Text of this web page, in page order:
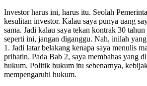
Investor harus ini, harus itu. Seolah
kesulitan investor. Kalau saya punya uang
sama. Jadi kalau saya tekan kontrak 30 tahun
seperti ini, jangan diganggu. Nah, inilah
1. Jadi latar belakang kenapa saya menulis
prihatin. Pada Bab 2, saya membahas yang
hukum. Politik hukum itu sebenarnya,
mempengaruhi hukum.